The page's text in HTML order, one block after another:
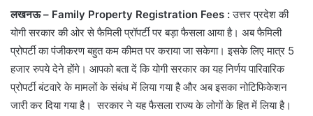
लखनऊ – Family Property Registration Fees :उत्तर प्रदेश की
योगी सरकार की ओर से फैमिली प्रॉपर्टी पर बड़ा फैसला आया है। अब फैमिली
प्रोपर्टी का पंजीकरण बहुत कम कीमत पर कराया जा सकेगा। इसके लिए मात्र 5
हजार रुपये देने होंगे। आपको बता दें कि योगी सरकार का यह निर्णय पारिवारिक
प्रोपर्टी बंटवारे के मामलों के संबंध में लिया गया है और अब इसका नोटिफिकेशन
जारी कर दिया गया है। सरकार ने यह फैसला राज्य के लोगों के हित में लिया है।